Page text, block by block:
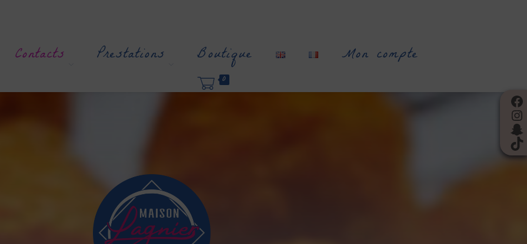
Contacts Prestations Boutique Mon compte
0